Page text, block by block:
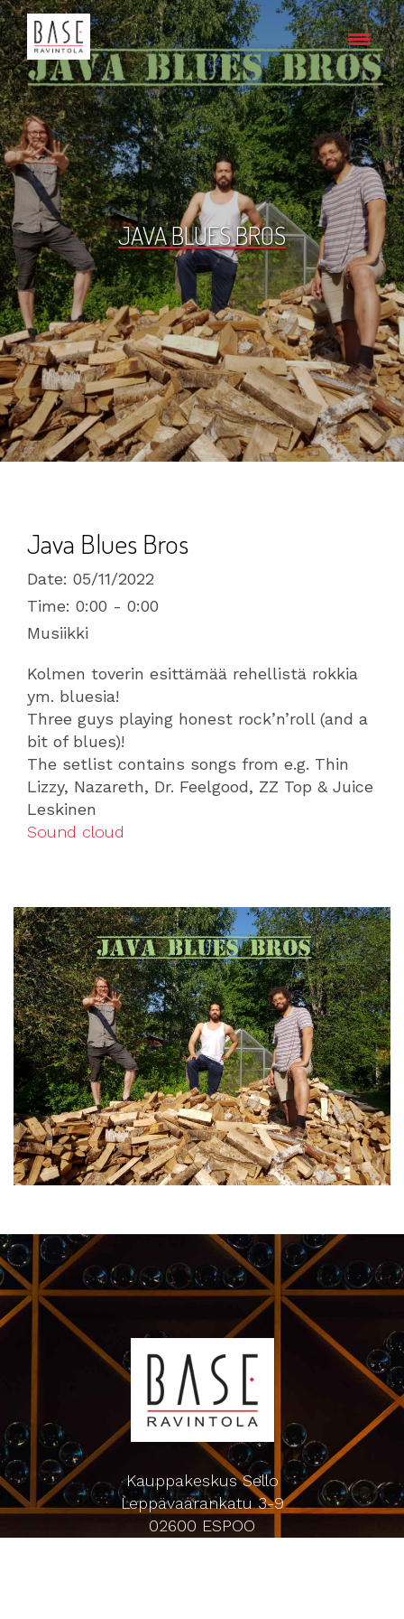
JAVA BLUES BROS
Java Blues Bros
Date: 05/11/2022
Time: 0:00 - 0:00
Musiikki
Kolmen toverin esittämää rehellistä rokkia
ym. bluesia!
Three guys playing honest rock’n’roll (and a
bit of blues)!
The setlist contains songs from e.g. Thin
Lizzy, Nazareth, Dr. Feelgood, ZZ Top & Juice
Leskinen
Sound cloud
Kauppakeskus Sello
Leppävaarankatu 3-9
02600 ESPOO